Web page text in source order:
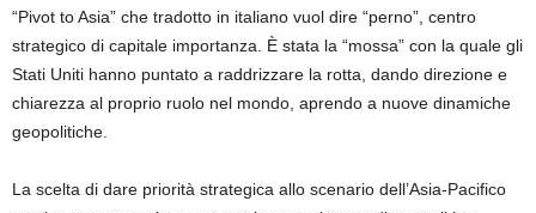
“Pivot to Asia” che tradotto in italiano vuol dire “perno”, centro
strategico di capitale importanza. È stata la “mossa” con la quale gli
Stati Uniti hanno puntato a raddrizzare la rotta, dando direzione e
chiarezza al proprio ruolo nel mondo, aprendo a nuove dinamiche
geopolitiche
La scelta di dare priorità strategica allo scenario dell’Asia-Pacifico